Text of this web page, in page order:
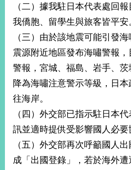
（二）據我駐日本代表處回
我僑胞、留學生與旅客皆平安
（三）由於該地震可能引發
震源附近地區發布海嘯警報
警報，宮城、福島、岩手、
降為海嘯注意警示等級，日
往海岸。
（四）外交部已指示駐日本
訊並適時提供受影響國人必要
（五）外交部再次呼籲國人
成「出國登錄」，若於海外